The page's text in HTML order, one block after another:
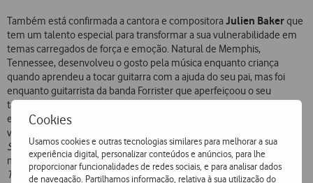
Cookies
Usamos cookies e outras tecnologias similares para melhorar a sua
experiência digital, personalizar conteúdos e anúncios, para lhe
proporcionar funcionalidades de redes sociais, e para analisar dados
de navegação. Partilhamos informação, relativa à sua utilização do
Também está confirmada a cantora e compositora Julien Bakerque
tem um talento especial para transformar a sua vulnerabilidade em
temas carregados de força e emoção. Natural de Memphis,
Tennessee, desenvolveu o gosto pela música enquanto criança
quando aprendeu a tocar guitarra com a ajuda do seu pai, mas foi
enquanto guitarrista da banda Forrister que aperfeiçoou o seu
talento. Depois de produzir inúmeras músicas que não se
enquadravam com o estilo rock da banda,
vingar numa carreira a solo e em 2015 gravou o disco de estreia
Sprained Ankle. Pouco tempo depois, com um som mais expansivo,
mas letras igualmente íntimas, surgiu o segundo álbum de originais
Turn Out the Lights(2017). Já este ano, a necessidade de afirmar o